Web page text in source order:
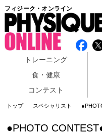
フィジーク・オンライン
トレーニング
食・健康
コンテスト
トップ スペシャリスト
●PHOTO